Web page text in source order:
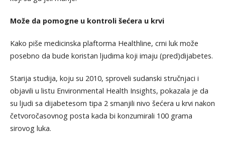
Može da pomogne u kontroli šećera u krvi
Kako piše medicinska plaftorma Healthline, crni luk može
posebno da bude koristan ljudima koji imaju (pred)dijabetes.
Starija studija, koju su 2010, sproveli sudanski stručnjaci i
objavili u listu Environmental Health Insights, pokazala je da
su ljudi sa dijabetesom tipa 2 smanjili nivo šećera u krvi nakon
četvoročasovnog posta kada bi konzumirali 100 grama
sirovog luka.